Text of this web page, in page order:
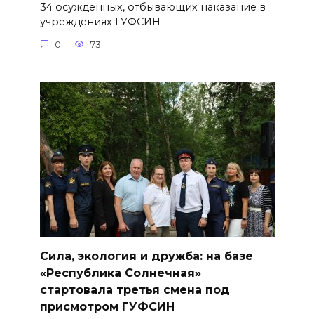
34 осужденных, отбывающих наказание в
учреждениях ГУФСИН
0 73
Сила, экология и дружба: на базе
«Республика Солнечная»
стартовала третья смена под
присмотром ГУФСИН